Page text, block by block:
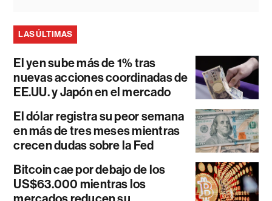
LAS ÚLTIMAS
El yen sube más de 1% tras
nuevas acciones coordinadas de
EE.UU. y Japón en el mercado
El dólar registra su peor semana
en más de tres meses mientras
crecen dudas sobre la Fed
Bitcoin cae por debajo de los
US$63.000 mientras los